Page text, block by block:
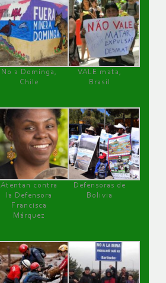
No a Dominga,
Chile
VALE mata,
Brasil
Atentan contra
la Defensora
Francisca
Márquez
Defensoras de
Bolivia